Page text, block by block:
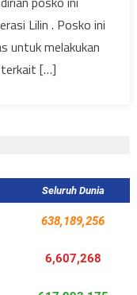
Lilin . Posko ini
untuk melakukan
terkait […]